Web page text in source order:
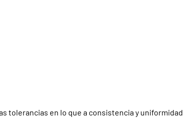
tolerancias en lo que a consistencia y uniformidad